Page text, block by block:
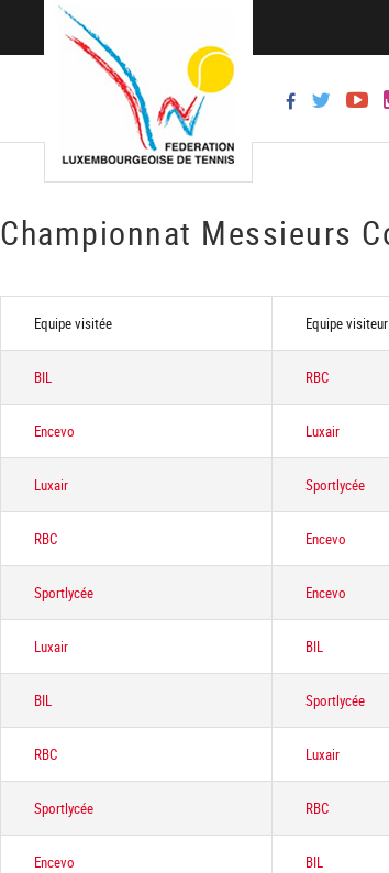
Championnat Messieurs
Equipe visitée Equipe visiteur
BIL RBC
Encevo Luxair
Luxair Sportlycée
RBC Encevo
Sportlycée Encevo
Luxair BIL
BIL Sportlycée
RBC Luxair
Sportlycée RBC
Encevo BIL